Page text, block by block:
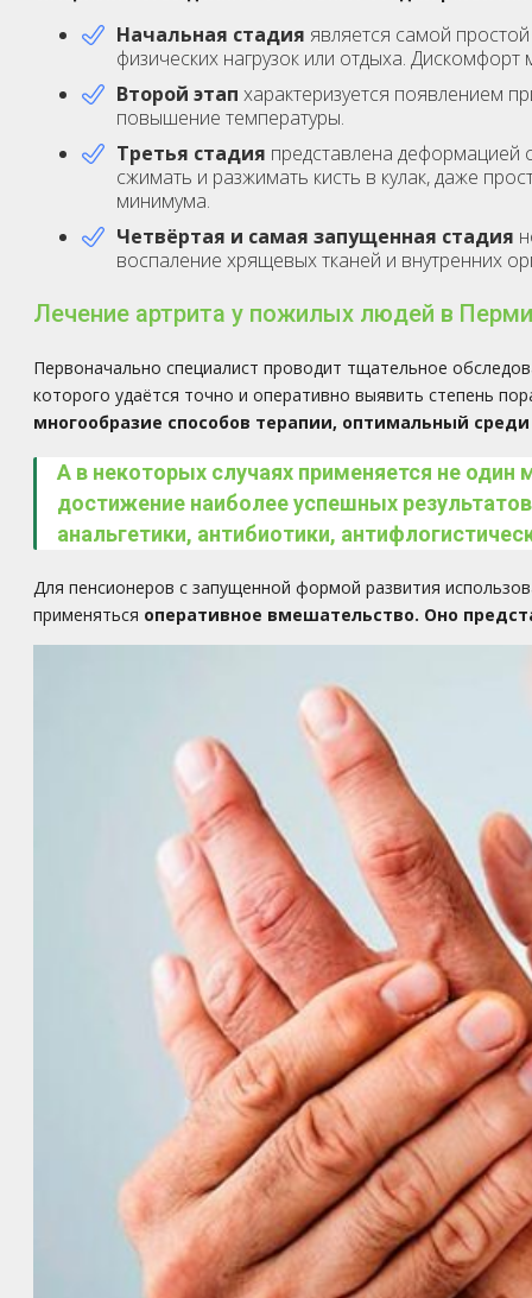
Начальная стадия является самой
физических нагрузок или отдыха.
Второй этап характеризуется появлением
повышение температуры.
Третья стадия представлена деформацией
сжимать и разжимать кисть в кулак, даже
минимума.
Четвёртая и самая запущенная стадия
воспаление хрящевых тканей и внутренних
Лечение артрита у пожилых людей в Перми
Первоначально специалист проводит тщательное
которого удаётся точно и оперативно выявить степень
многообразие способов терапии, оптимальный
А в некоторых случаях применяется не один
достижение наиболее успешных
анальгетики, антибиотики,
Для пенсионеров с запущенной формой развития
применяться оперативное вмешательство. Оно